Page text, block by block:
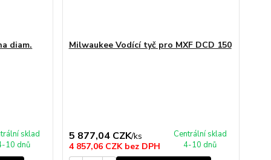
diam.
sklad
10 dnů
Milwaukee Vodící tyč pro MXF DCD 150
5 877,04 CZK/ks
4 857,06 CZK bez DPH
Centrální sklad
4-10 dnů